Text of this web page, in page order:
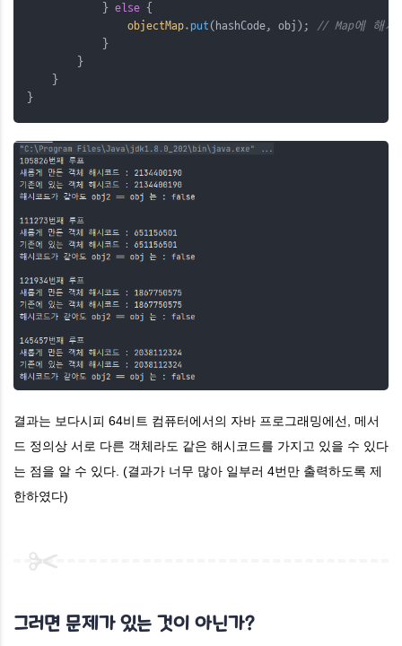
            }
else {
objectMap. put(hashCode, obj);
// Map에 해
            }
        }
    }
}
결과는 보다시피 64비트 컴퓨터에서의 자바 프로그래밍에선, 메서
드 정의상 서로 다른 객체라도 같은 해시코드를 가지고 있을 수 있다
는 점을 알 수 있다. (결과가 너무 많아 일부러 4번만 출력하도록 제
한하였다)
그러면 문제가 있는 것이 아닌가?